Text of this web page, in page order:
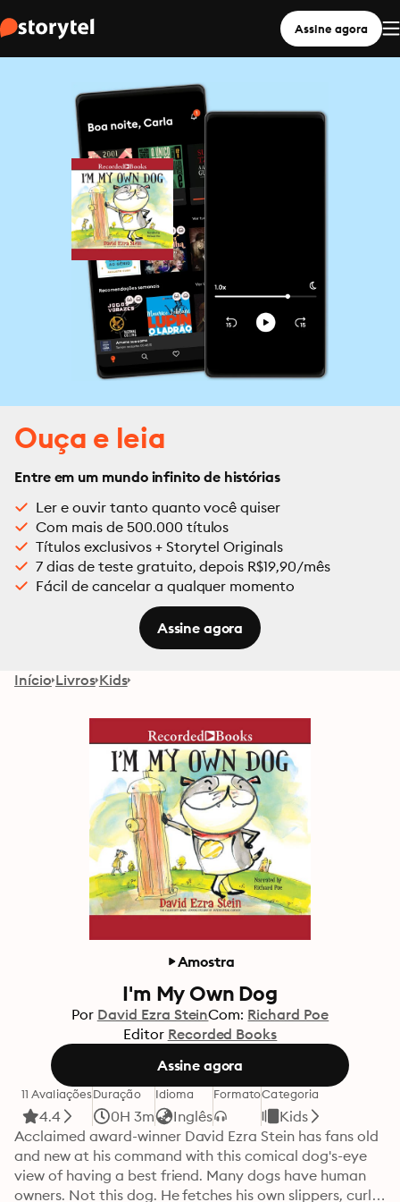
Assine agora
Ouça e leia
Entre em um mundo infinito de histórias
Ler e ouvir tanto quanto você quiser
Com mais de 500.000 títulos
Títulos exclusivos + Storytel Originals
7 dias de teste gratuito, depois R$19,90/mês
Fácil de cancelar a qualquer momento
Assine agora
Início Livros Kids
Amostra
I'm My Own Dog
Por David Ezra SteinCom: Richard Poe
Editor Recorded Books
Assine agora
11 Avaliações
4.4
Duração
0H 3m
Idioma
Inglês
FormatoCategoria
Kids
Acclaimed award-winner David Ezra Stein has fans old
and new at his command with this comical dog's-eye
view of having a best friend. Many dogs have human
owners. Not this dog. He fetches his own slippers, curls